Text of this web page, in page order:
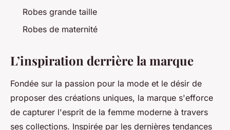
Robes grande taille
Robes de maternité
L’inspiration derrière la marque
Fondée sur la passion pour la mode et le désir de
proposer des créations uniques, la marque s'efforce
de capturer l'esprit de la femme moderne à travers
ses collections. Inspirée par les dernières tendances